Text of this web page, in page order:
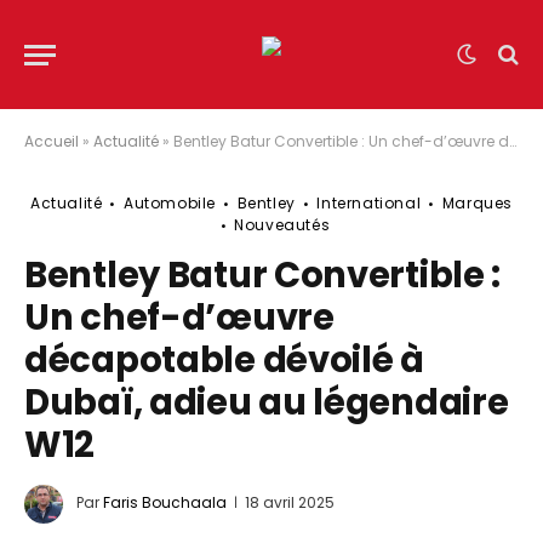
Accueil » Actualité » Bentley Batur Convertible : Un chef-d’œuvre décapotable dévoilé à Dubaï, adieu au légendaire W12
Actualité Automobile Bentley International
Marques
Nouveautés
Bentley Batur Convertible :
Un chef-d’œuvre
décapotable dévoilé à
Dubaï, adieu au légendaire
W12
ParFaris Bouchaala 18 avril 2025